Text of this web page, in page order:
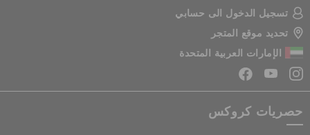
تسجيل الدخول الى حسابي
تحديد موقع المتجر
الإمارات العربية المتحدة
حصريات كروكس